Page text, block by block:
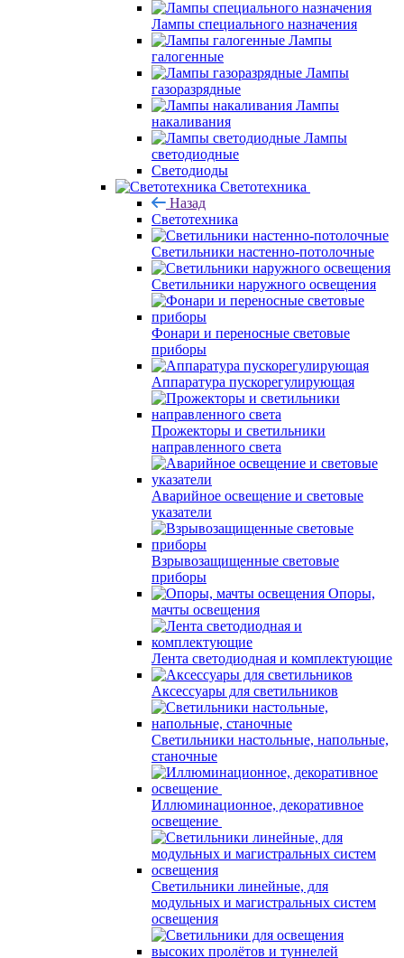
Лампы специального назначения
Лампы
галогенные
Лампы
газоразрядные
Лампы
накаливания
Лампы
светодиодные
Светодиоды
Светотехника
Назад
Светотехника
Светильники настенно-потолочные
Светильники наружного освещения
Фонари и переносные световые
приборы
Аппаратура пускорегулирующая
Прожекторы и светильники
направленного света
Аварийное освещение и световые
указатели
Взрывозащищенные световые
приборы
Опоры,
мачты освещения
Лента светодиодная и комплектующие
Аксессуары для светильников
Светильники настольные, напольные,
станочные
Иллюминационное, декоративное
освещение
Светильники линейные, для
модульных и магистральных систем
освещения